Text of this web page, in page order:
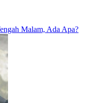
Malam, Ada Apa?